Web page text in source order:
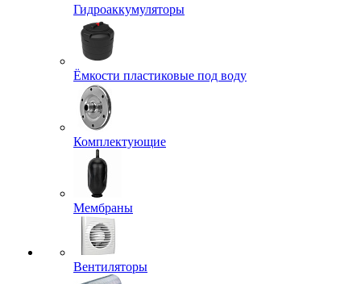
Гидроаккумуляторы
Ёмкости пластиковые под воду
Комплектующие
Мембраны
Вентиляторы